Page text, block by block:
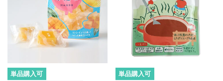
単品購入可
単品購入可